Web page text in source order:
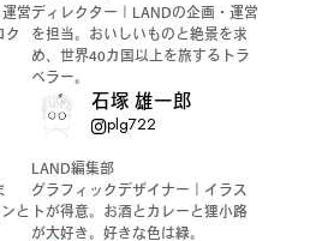
営
ク
ディレクター｜LANDの企画・運営
を担当。おいしいものと絶景を求
め、世界40カ国以上を旅するトラ
ベラー。
と
石塚 雄一郎
plg722
LAND編集部
グラフィックデザイナー｜イラス
トが得意。お酒とカレーと狸小路
が大好き。好きな色は緑。